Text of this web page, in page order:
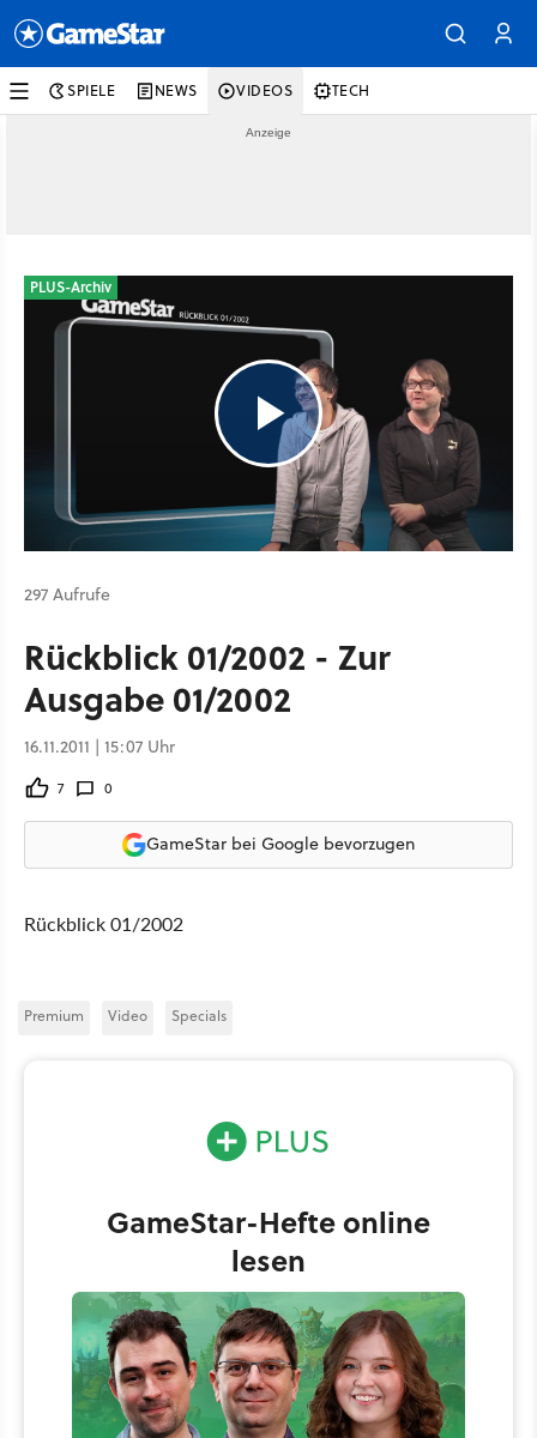
SPIELE NEWS VIDEOS TECH
PLUS-Archiv
297 Aufrufe
Rückblick 01/2002 - Zur
Ausgabe 01/2002
16.11.2011 | 15:07 Uhr
7 0
GameStar bei Google bevorzugen
Rückblick 01/2002
Premium Video Specials
GameStar-Hefte online
lesen